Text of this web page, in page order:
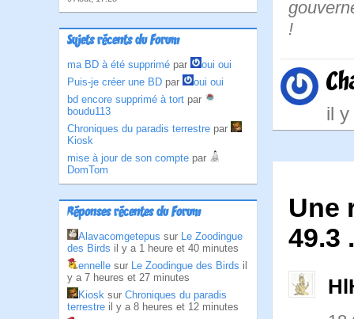
Sujets récents du Forum
ma BD à été supprimé par
oui oui
Puis-je créer une BD par
oui oui
bd encore supprimé à tort par
boudu113
Chroniques du paradis terrestre par
Kiosk
mise à jour de son compte par
DomTom
Réponses récentes du Forum
Alavacomgetepus sur Le Zoodingue
des Birds il y a 1 heure et 40 minutes
ennelle sur Le Zoodingue des Birds il
y a 7 heures et 27 minutes
Kiosk sur Chroniques du paradis
terrestre il y a 8 heures et 12 minutes
!
il
Une
49.3